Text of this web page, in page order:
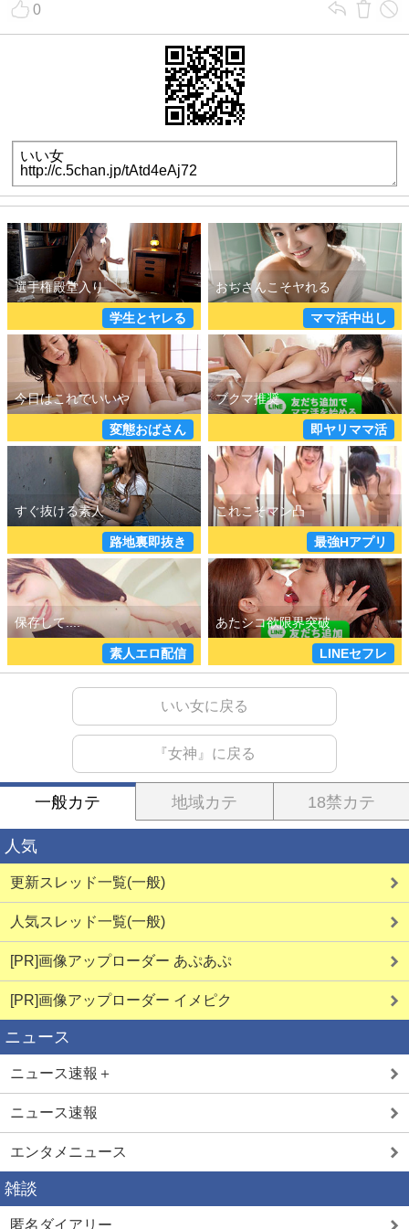
詳しく見る 詳しく見る
詳しく見る 詳しく見る
ママ活初心者
詳しく見る
学生とヤレる
詳しく見る
ママ活中出し
0
学生とヤレる ママ活中出し
変態おばさん 即ヤリママ活
路地裏即抜き 最強Hアプリ
素人エロ配信 LINEセフレ
いい女に戻る
『女神』に戻る
一般カテ 地域カテ 18禁カテ
人気
更新スレッド一覧(一般)
人気スレッド一覧(一般)
[PR]画像アップローダー あぷあぷ
[PR]画像アップローダー イメピク
ニュース
ニュース速報＋
ニュース速報
エンタメニュース
雑談
匿名ダイアリー